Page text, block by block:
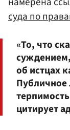
суда по
«То, что
об истцах
цитирует